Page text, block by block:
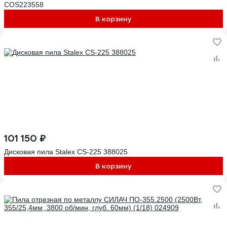
COS223558
В корзину
101 150 ₽
Дисковая пила Stalex CS-225 388025
В корзину